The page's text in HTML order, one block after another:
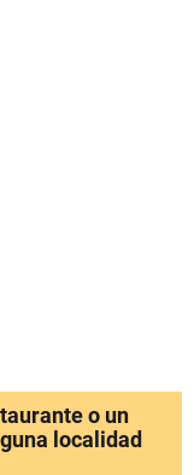
o un
localidad